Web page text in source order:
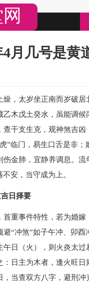
4月几号是黄
燥，太岁坐正南而岁破
乙木戊土癸水，虽能调
查干支生克，观神煞吉
”临门，易生口舌是非
伤金肺，宜静养调息。
安，当守成为上。
日择要
首重事件特性，若为婚
避“冲煞”如子午冲、卯
午日（火），则火炎太
：日主为木者，逢火旺
，当查双方八字，避刑